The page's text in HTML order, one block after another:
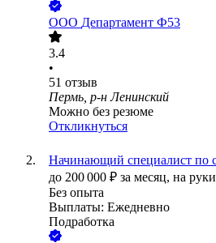
ООО Департамент Ф53
3.4
•
51 отзыв
Пермь, р-н Ленинский
Можно без резюме
Откликнуться
Начинающий специалист по
до 200 000 ₽ за месяц, на руки
Без опыта
Выплаты: Ежедневно
Подработка